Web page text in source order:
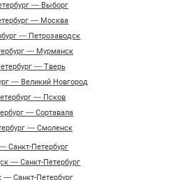
— Выборг
— Москва
— Петрозаводск
— Мурманск
— Тверь
— Великий Новгород
— Псков
— Сортавала
— Смоленск
Санкт-Петербург
— Санкт-Петербург
— Санкт-Петербург